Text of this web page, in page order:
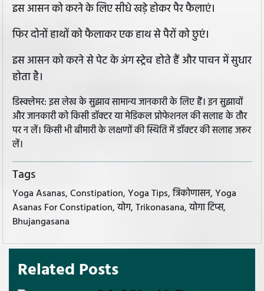
इस आसन को करने के लिए सीधे खड़े होकर पैर फैलाएं।
फिर दोनों हाथों को फैलाकर एक हाथ से पैरों को छुएं।
इस आसन को करने से पेट के अंग स्ट्रेच होते हैं और पाचन में सुधार
होता है।
डिस्क्लेमर: इस लेख के सुझाव सामान्य जानकारी के लिए हैं। इन सुझावों
और जानकारी को किसी डॉक्टर या मेडिकल प्रोफेशनल की सलाह के तौर
पर न लें। किसी भी बीमारी के लक्षणों की स्थिति में डॉक्टर की सलाह जरूर
लें।
Tags
Yoga Asanas, Constipation, Yoga Tips, त्रिकोणासन, Yoga
Asanas For Constipation, योग, Trikonasana, योगा टिप्स,
Bhujangasana
Related Posts